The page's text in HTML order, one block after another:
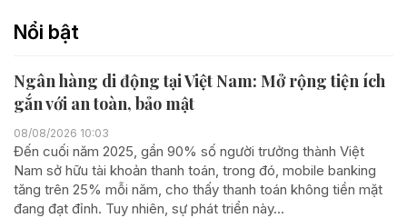
Nổi bật
Ngân hàng di động tại Việt Nam: Mở rộng tiện ích
gắn với an toàn, bảo mật
08/08/2026 10:03
Đến cuối năm 2025, gần 90% số người trưởng thành Việt
Nam sở hữu tài khoản thanh toán, trong đó, mobile banking
tăng trên 25% mỗi năm, cho thấy thanh toán không tiền mặt
đang đạt đỉnh. Tuy nhiên, sự phát triển này...